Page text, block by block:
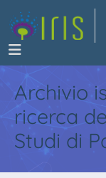
Archivio
ricerca
Studi di